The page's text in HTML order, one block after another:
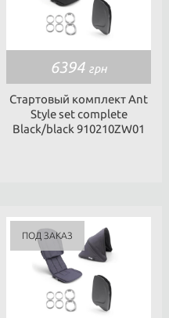
6394 грн
Стартовый комплект Ant
Style set complete
Black/black 910210ZW01